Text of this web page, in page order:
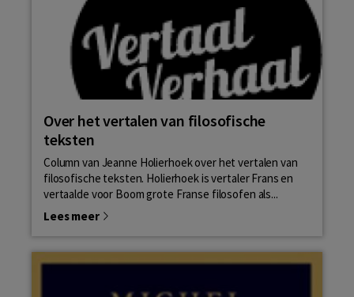
Over het vertalen van filosofische
teksten
Column van Jeanne Holierhoek over het vertalen van
filosofische teksten. Holierhoek is vertaler Frans en
vertaalde voor Boom grote Franse filosofen als...
Lees meer